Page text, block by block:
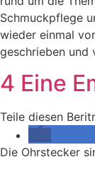
Schmuckpflege
wieder einmal
geschrieben und
4 Eine
Teile diesen
Die Ohrstecker